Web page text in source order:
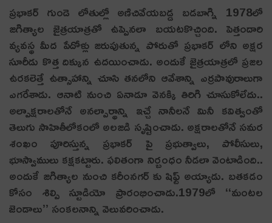
ప్రభాకర్ గుండె లోతుల్లో అణిచివేయబడ్డ బడబాగ్ని 1978లో
జగిత్యాల జైత్రయాత్రతో ఉప్పెనలా బయటకొచ్చింది. పెత్తందారి
వ్యవస్థ మీద పేదోళ్లు జరుపుతున్న పోరుతో ప్రభాకర్ లోని అక్షర
సూరీడు కొత్త దిక్కున ఉదయించాడు. అందుకే జైత్రయాత్రలో ప్రజల
ఉరకలెత్తే ఉత్సాహాన్ని చూసి తనలోని ఆవేశాన్ని ఎర్రపావురాలుగా
ఎగరేశాడు. ఆనాటి నుంచి ఏనాడూ వెనక్కి తిరిగి చూసుకోలేదు..
అల్పాక్షరాలతోనే అనల్పార్థాన్ని ఇచ్చే నానీలనే మినీ కవిత్వంతో
తెలుగు సాహితీలోకంలో అలజడి సృష్టించాడు. అక్షరాలతోనే సమర
శంఖం పూరిస్తున్న ప్రభాకర్ పై ప్రభుత్వాలు, పోలీసులు,
భూస్వాములు కక్షకట్టారు. ఫలితంగా నిర్బంధం నీడలా వెంటాడింది..
అందుకే జగిత్యాల నుంచి కరీంనగర్ కు షిఫ్ట్ అయ్యాడు. బతకడం
కోసం శిల్పి స్టూడియో ప్రారంభించాడు.1979లో ‘‘మంటల
జెండాలు’’ సంకలనాన్ని వెలువరించాడు.